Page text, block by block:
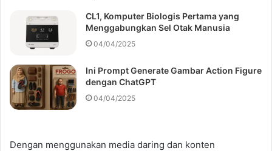
CL1, Komputer Biologis Pertama yang
Menggabungkan Sel Otak Manusia
04/04/2025
Ini Prompt Generate Gambar Action Figure
dengan ChatGPT
04/04/2025
Dengan menggunakan media daring dan konten